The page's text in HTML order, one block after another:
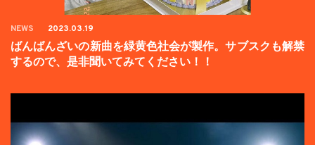
NEWS 2023.03.19
ばんばんざいの新曲を緑黄色社会が製作。サブスクも解禁
するので、是非聞いてみてください！！